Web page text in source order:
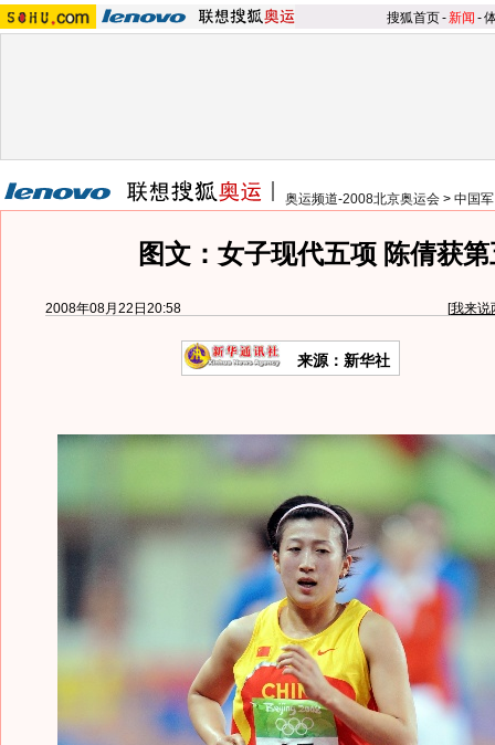
搜狐首页-新闻 -
奥运频道-2008北京奥运会 > 中国
图文：女子现代五项 陈倩获
2008年08月22日20:58 [我来说
来源：新华社